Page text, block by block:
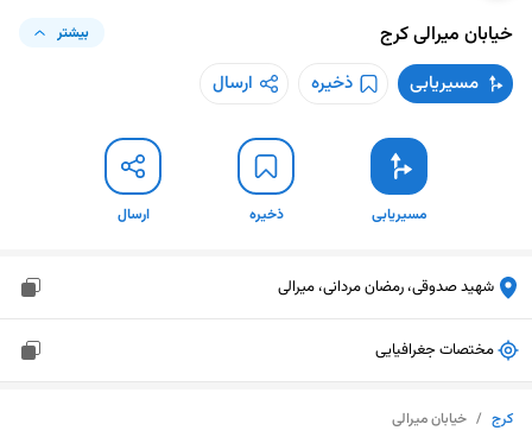
خیابان میرالیکرج بیشتر
مسیریابی ذخیره ارسال
مسیریابی ذخیره ارسال
شهید صدوقی، رمضان مردانی، میرالی
مختصات جغرافیایی
کرج / خیابان میرالی